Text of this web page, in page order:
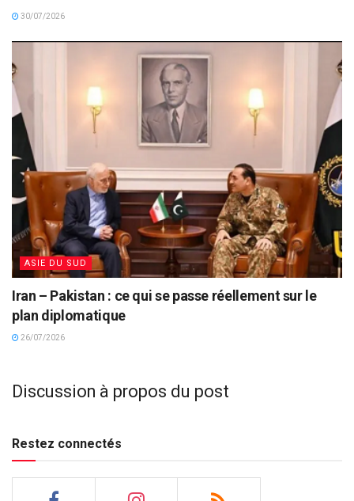
30/07/2026
ASIE DU SUD
Iran – Pakistan : ce qui se passe réellement sur le
plan diplomatique
26/07/2026
Discussion à propos du post
Restez connectés